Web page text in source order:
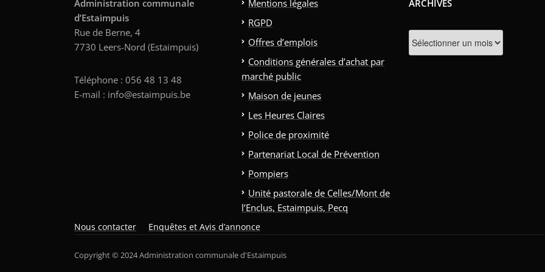
Administration communale
d’Estaimpuis
Rue de Berne, 4
7730 Leers-Nord (Estaimpuis)
Téléphone : 056 48 13 48
E-mail : info@estaimpuis.be
Mentions légales
RGPD
Offres d’emplois
Conditions générales d’achat par
marché public
Maison de jeunes
Les Heures Claires
Police de proximité
Partenariat Local de Prévention
Pompiers
Unité pastorale de Celles/Mont de
l’Enclus, Estaimpuis, Pecq
ARCHIVES
Nous contacter Enquêtes et Avis d’annonce
Copyright © 2024 Administration communale d'Estaimpuis